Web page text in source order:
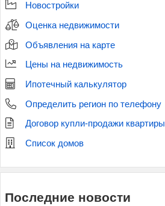
Новостройки
Оценка недвижимости
Объявления на карте
Цены на недвижимость
Ипотечный калькулятор
Определить регион по телефону
Договор купли-продажи квартиры
Список домов
Последние новости